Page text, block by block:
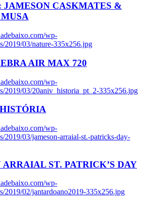
JAMESON CASKMATES &
wp-
2019/03/nature-335x256.jpg
AIR MAX 720
wp-
2019/03/20aniv_historia_pt_2-335x256.jpg
HISTÓRIA
wp-
2019/03/jameson-arraial-st.-patricks-day-
ARRAIAL ST. PATRICK’S DAY
wp-
2019/02/jantardoano2019-335x256.jpg